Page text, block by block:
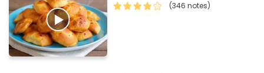
(346 notes)